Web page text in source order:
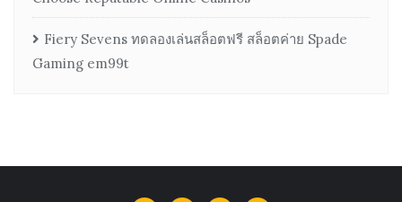
Fiery Sevens ทดลองเล่นสล็อตฟรี สล็อตค่าย Spade
Gaming em99t